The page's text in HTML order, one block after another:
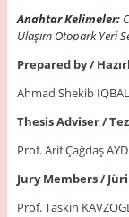
Anahtar Kelimeler:
Ulaşım Otopark Yeri
Prepared by /
Ahmad Shekib IQBAL
Thesis Adviser /
Prof. Arif Çağdaş
Jury Members /
Prof. Taskin